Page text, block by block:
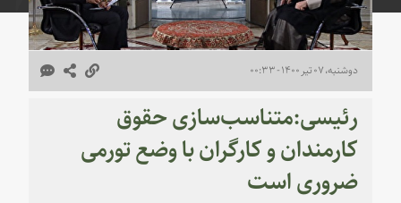
دوشنبه، ۰۷ تیر ۱۴۰۰ - ۰۰:۳۳
رئیسی:متناسب‌سازی حقوق
کارمندان و کارگران با وضع تورمی
ضروری است